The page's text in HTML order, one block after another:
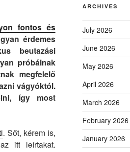
fontos és
érdemes
beutazási
próbálnak
megfelelő
vágyóktól.
így most
. Sőt, kérem is,
itt leírtakat.
ARCHIVES
July 2026
June 2026
May 2026
April 2026
March 2026
February 2026
January 2026